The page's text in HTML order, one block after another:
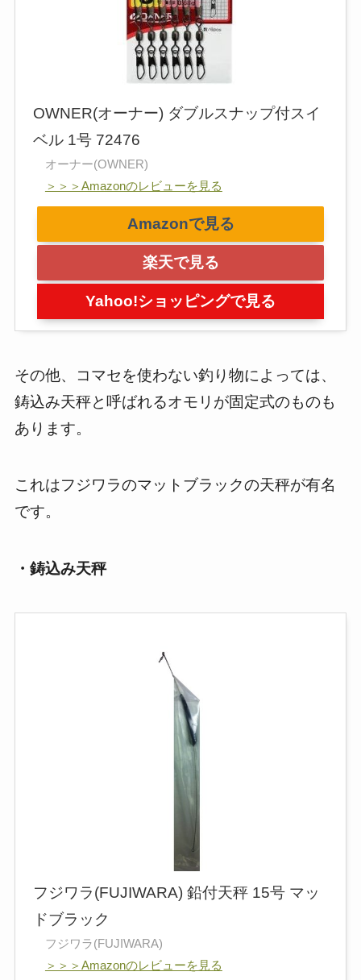
OWNER(オーナー) ダブルスナップ付スイ
ベル 1号 72476
オーナー(OWNER)
＞＞＞Amazonのレビューを見る
Amazonで見る
楽天で見る
Yahoo!ショッピングで見る
その他、コマセを使わない釣り物によっては、
鋳込み天秤と呼ばれるオモリが固定式のものも
あります。
これはフジワラのマットブラックの天秤が有名
です。
・鋳込み天秤
フジワラ(FUJIWARA) 鉛付天秤 15号 マッ
ドブラック
フジワラ(FUJIWARA)
＞＞＞Amazonのレビューを見る